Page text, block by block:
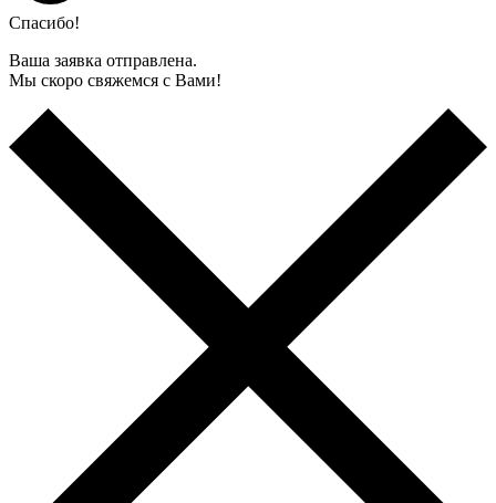
Спасибо!
Ваша заявка отправлена.
Мы скоро свяжемся с Вами!